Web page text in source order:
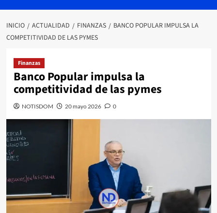
INICIO ACTUALIDAD FINANZAS
BANCO POPULAR IMPULSA LA
COMPETITIVIDAD DE LAS PYMES
Finanzas
Banco Popular impulsa la
competitividad de las pymes
NOTISDOM 20 mayo 2026 0